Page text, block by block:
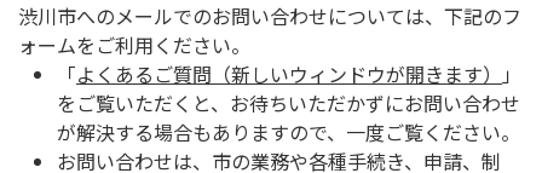
渋川市へのメールでのお問い合わせについては、下記のフ
ォームをご利用ください。
「よくあるご質問（新しいウィンドウが開きます）
」
をご覧いただくと、お待ちいただかずにお問い合わせ
が解決する場合もありますので、一度ご覧ください。
お問い合わせは、市の業務や各種手続き、申請、制